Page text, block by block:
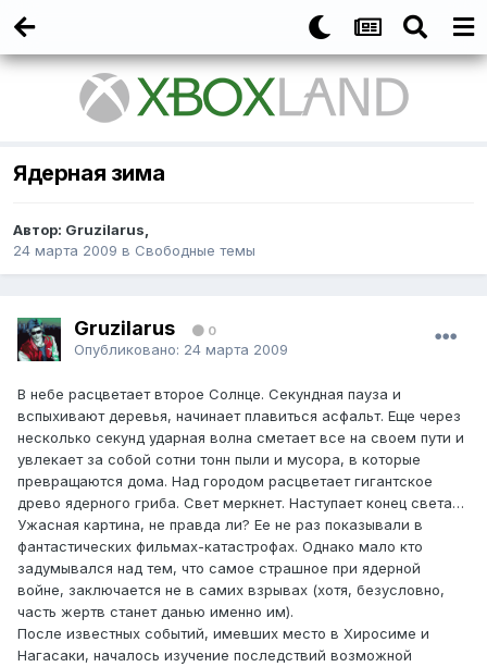
Ядерная зима
Автор: Gruzilarus,
24 марта 2009 в Свободные темы
Gruzilarus 0
Опубликовано: 24 марта 2009
В небе расцветает второе Солнце. Секундная пауза и
вспыхивают деревья, начинает плавиться асфальт. Еще через
несколько секунд ударная волна сметает все на своем пути и
увлекает за собой сотни тонн пыли и мусора, в которые
превращаются дома. Над городом расцветает гигантское
древо ядерного гриба. Свет меркнет. Наступает конец света…
Ужасная картина, не правда ли? Ее не раз показывали в
фантастических фильмах-катастрофах. Однако мало кто
задумывался над тем, что самое страшное при ядерной
войне, заключается не в самих взрывах (хотя, безусловно,
часть жертв станет данью именно им).
После известных событий, имевших место в Хиросиме и
Нагасаки, началось изучение последствий возможной